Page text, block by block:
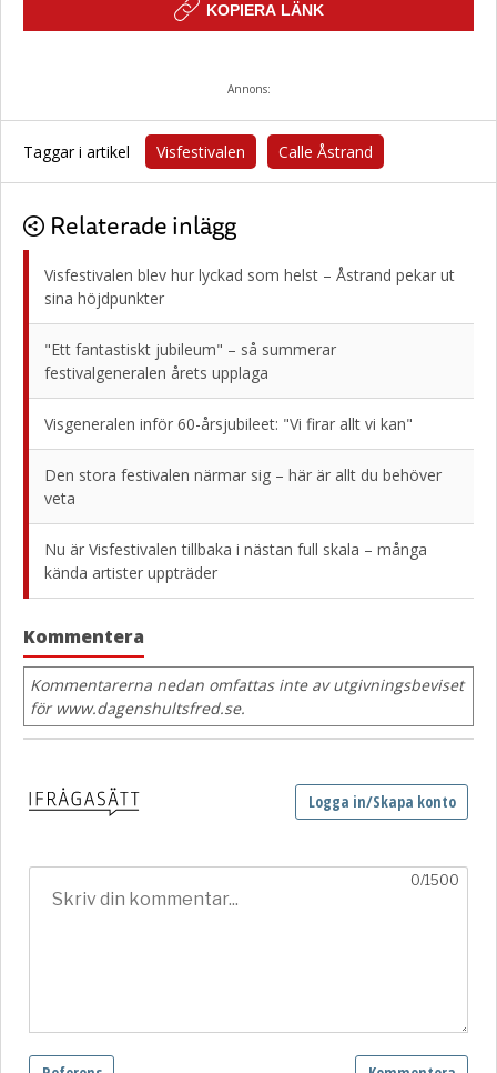
KOPIERA LÄNK
Annons:
Taggar i artikel Visfestivalen Calle Åstrand
Relaterade inlägg
Visfestivalen blev hur lyckad som helst – Åstrand pekar ut
sina höjdpunkter
"Ett fantastiskt jubileum" – så summerar
festivalgeneralen årets upplaga
Visgeneralen inför 60-årsjubileet: "Vi firar allt vi kan"
Den stora festivalen närmar sig – här är allt du behöver
veta
Nu är Visfestivalen tillbaka i nästan full skala – många
kända artister uppträder
Kommentera
Kommentarerna nedan omfattas inte av utgivningsbeviset
för www.dagenshultsfred.se.